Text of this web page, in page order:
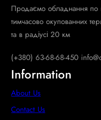
Продаємо обладнання по
тимчасово окупованних
та в радіусі 20 км
(+380) 63-68-68-450
Information
About Us
Contact Us